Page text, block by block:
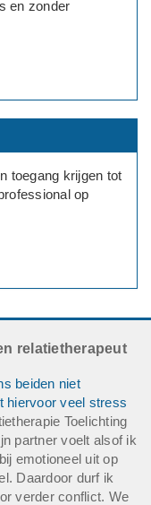
en zonder
toegang krijgen tot
op
relatietherapeut
beiden niet
hiervoor veel stress
Toelichting
partner voelt alsof ik
emotioneel uit op
Daardoor durf ik
verder conflict. We